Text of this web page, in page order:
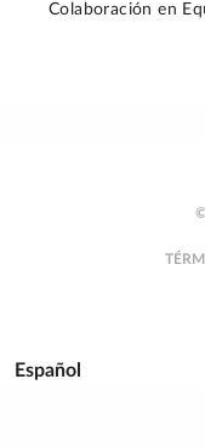
Colaboración en
Español